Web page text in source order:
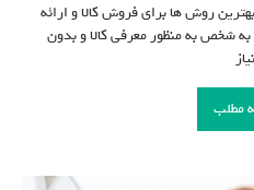
روش ها برای فروش کالا و ارائه
شخص به منظور معرفی کالا و بدون
نیاز
مطلب